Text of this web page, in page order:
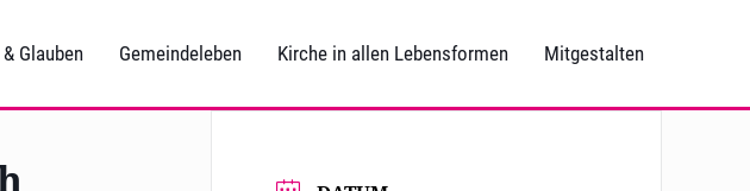
Glauben Gemeindeleben Kirche in allen Lebensformen Mitgestalten